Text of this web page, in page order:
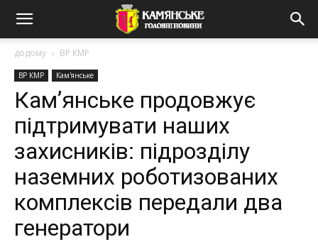
додому ВР КМР
ВР КМР Кам'янське
Камʼянське продовжує
підтримувати наших
захисників: підрозділу
наземних роботизованих
комплексів передали два
генератори